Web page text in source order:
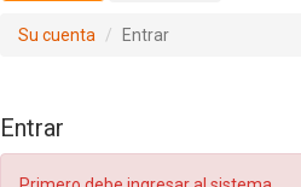
Su cuenta Entrar
Entrar